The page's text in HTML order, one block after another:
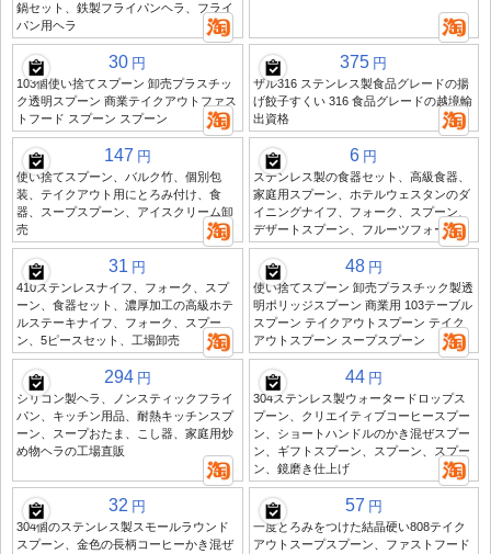
鍋セット、鉄製フライパンヘラ、フライ
パン用ヘラ
30 円
103個使い捨てスプーン 卸売プラスチッ
ク透明スプーン 商業テイクアウトファス
トフード スプーン スプーン
375 円
ザル316 ステンレス製食品グレードの揚
げ餃子すくい 316 食品グレードの越境輸
出資格
147 円
使い捨てスプーン、バルク竹、個別包
装、テイクアウト用にとろみ付け、食
器、スープスプーン、アイスクリーム卸
売
6 円
ステンレス製の食器セット、高級食器、
家庭用スプーン、ホテルウェスタンのダ
イニングナイフ、フォーク、スプーン、
デザートスプーン、フルーツフォーク
31 円
410ステンレスナイフ、フォーク、スプ
ーン、食器セット、濃厚加工の高級ホテ
ルステーキナイフ、フォーク、スプー
ン、5ピースセット、工場卸売
48 円
使い捨てスプーン 卸売プラスチック製透
明ポリッジスプーン 商業用 103テーブル
スプーン テイクアウトスプーン テイク
アウトスプーン スープスプーン
294 円
シリコン製ヘラ、ノンスティックフライ
パン、キッチン用品、耐熱キッチンスプ
ーン、スープおたま、こし器、家庭用炒
め物ヘラの工場直販
44 円
304ステンレス製ウォータードロップス
プーン、クリエイティブコーヒースプー
ン、ショートハンドルのかき混ぜスプー
ン、ギフトスプーン、スプーン、スプー
ン、鏡磨き仕上げ
32 円
304個のステンレス製スモールラウンド
スプーン、金色の長柄コーヒーかき混ぜ
57 円
一度とろみをつけた結晶硬い808テイク
アウトスープスプーン、ファストフード